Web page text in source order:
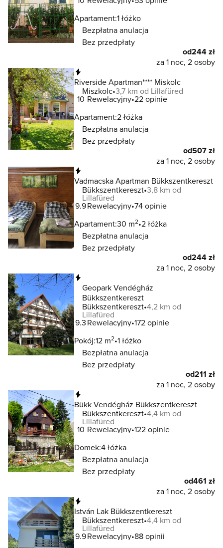
Apartament:1 łóżko
Bezpłatna anulacja
Bez przedpłaty
od244 zł
za 1 noc, 2 osoby
Riverside Apartman**** Miskolc
Miszkolc 3,7 km od Lillafüred
10 Rewelacyjny 22 opinie
Apartament:2 łóżka
Bezpłatna anulacja
Bez przedpłaty
od507 zł
za 1 noc, 2 osoby
Vadmacska Apartman Bükkszentkereszt
Bükkszentkereszt 3,8 km od
Lillafüred
9.9Rewelacyjny 74 opinie
Apartament:30 m2 2 łóżka
Bezpłatna anulacja
Bez przedpłaty
od244 zł
za 1 noc, 2 osoby
Geopark Vendégház
Bükkszentkereszt
Bükkszentkereszt 4,2 km od
Lillafüred
9.3Rewelacyjny 172 opinie
Pokój:12 m2 1 łóżko
Bezpłatna anulacja
Bez przedpłaty
od211 zł
za 1 noc, 2 osoby
Bükk Vendégház Bükkszentkereszt
Bükkszentkereszt 4,4 km od
Lillafüred
10 Rewelacyjny 122 opinie
Domek:4 łóżka
Bezpłatna anulacja
Bez przedpłaty
od461 zł
za 1 noc, 2 osoby
István Lak Bükkszentkereszt
Bükkszentkereszt 4,4 km od
Lillafüred
9.9Rewelacyjny 88 opinii